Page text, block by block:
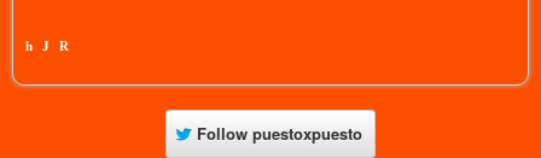
h J R
Follow puestoxpuesto